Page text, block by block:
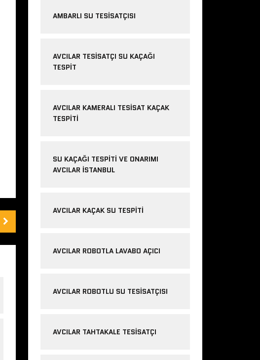
AMBARLI SU TESISATÇISI
AVCILAR TESISATÇI SU KAÇAĞI
TESPIT
AVCILAR KAMERALI TESISAT KAÇAK
TESPITI
SU KAÇAĞI TESPITI VE ONARIMI
AVCILAR İSTANBUL
AVCILAR KAÇAK SU TESPITI
AVCILAR ROBOTLA LAVABO AÇICI
AVCILAR ROBOTLU SU TESISATÇISI
AVCILAR TAHTAKALE TESISATÇI